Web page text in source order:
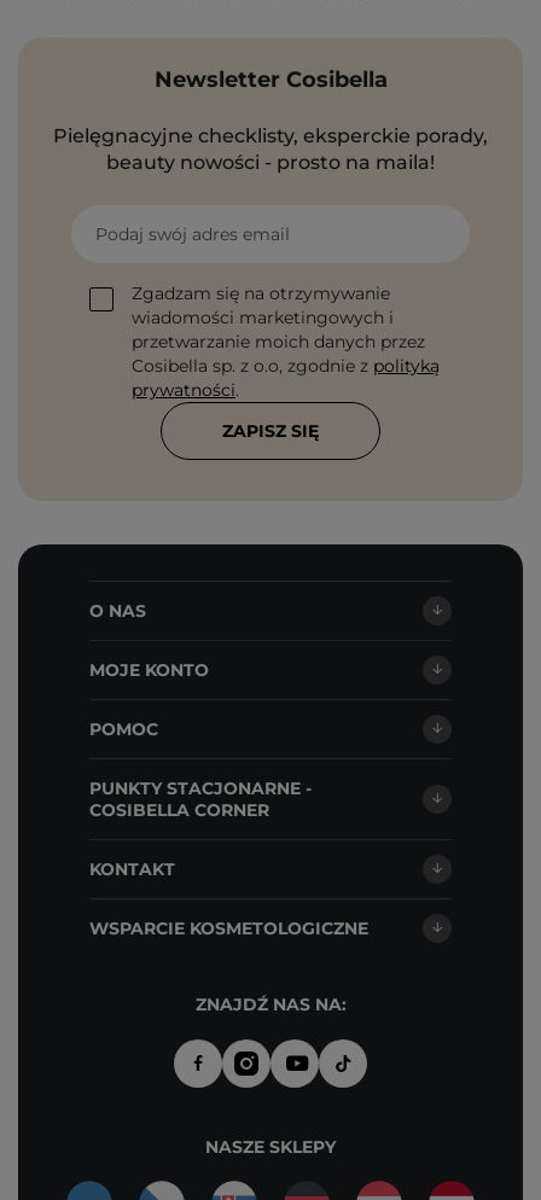
Newsletter Cosibella
Pielęgnacyjne checklisty, eksperckie porady,
beauty nowości - prosto na maila!
Podaj swój adres email
Zgadzam się na otrzymywanie
wiadomości marketingowych i
przetwarzanie moich danych przez
Cosibella sp. z o.o, zgodnie z polityką
prywatności.
ZAPISZ SIĘ
O NAS
MOJE KONTO
POMOC
PUNKTY STACJONARNE -
COSIBELLA CORNER
KONTAKT
WSPARCIE KOSMETOLOGICZNE
ZNAJDŹ NAS NA:
NASZE SKLEPY